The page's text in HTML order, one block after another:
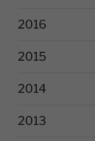
2016
2015
2014
2013